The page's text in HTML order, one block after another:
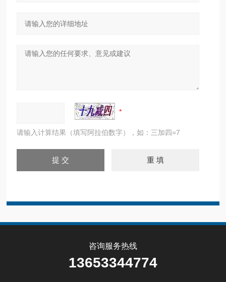
请输入计算结果（填写阿拉伯数字），如：三加四=7
咨询服务热线
13653344774